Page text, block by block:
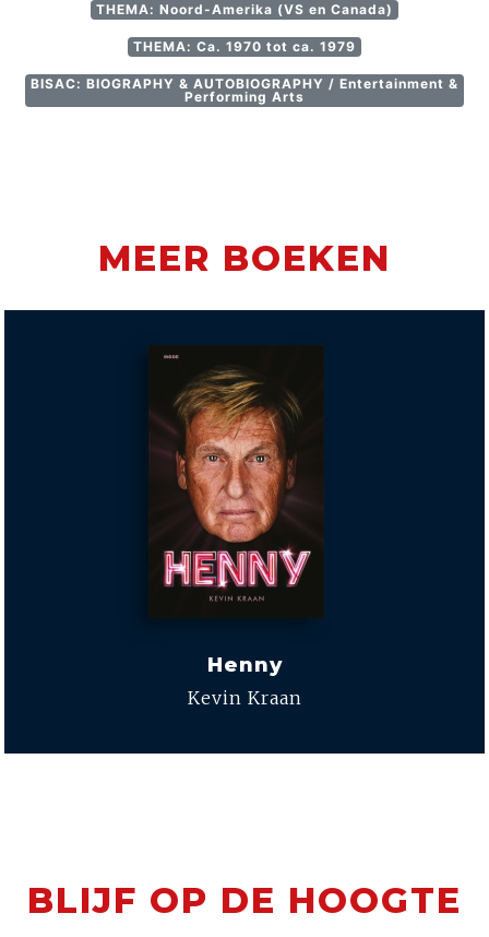
THEMA: Noord-Amerika (VS en Canada)
THEMA: Ca. 1970 tot ca. 1979
BISAC: BIOGRAPHY & AUTOBIOGRAPHY / Entertainment &
Performing Arts
MEER BOEKEN
Henny
Kevin Kraan
BLIJF OP DE HOOGTE